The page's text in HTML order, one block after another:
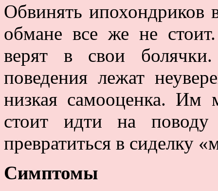
Обвинять ипохондриков
обмане все же не
верят в свои
поведения лежат
низкая самооценка. Им
стоит идти на
превратиться в сиделку
Симптомы